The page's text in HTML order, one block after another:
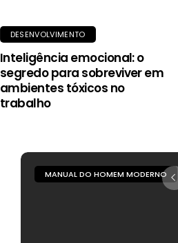
DESENVOLVIMENTO
Inteligência emocional: o
segredo para sobreviver em
ambientes tóxicos no
trabalho
MANUAL DO HOMEM MODERNO